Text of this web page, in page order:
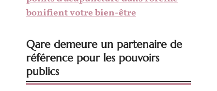
bonifient votre bien-être
Qare demeure un partenaire de
référence pour les pouvoirs
publics